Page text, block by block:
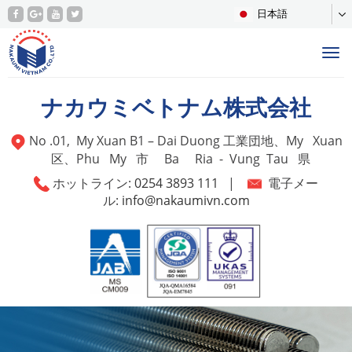
日本語
ナカウミベトナム株式会社
No .01, My Xuan B1 – Dai Duong 工業団地、My Xuan
区、Phu My 市 Ba Ria - Vung Tau 県
ホットライン: 0254 3893 111 |
電子メー
ル: info@nakaumivn.com